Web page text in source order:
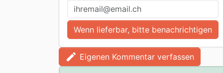
Wenn lieferbar, bitte benachrichtigen
edit Eigenen Kommentar verfassen